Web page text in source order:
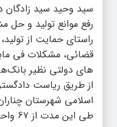
سید وحید سید زادگان
رفع موانع تولید و
راستای حمایت از
قضائی، مشکلات فی
های دولتی نظیر
از طریق ریاست
اسلامی شهرستان